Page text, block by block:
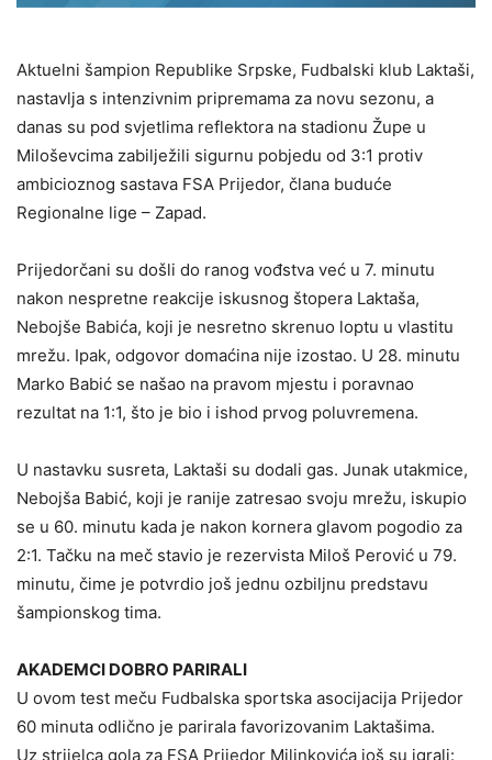
Aktuelni šampion Republike Srpske, Fudbalski klub Laktaši,
nastavlja s intenzivnim pripremama za novu sezonu, a
danas su pod svjetlima reflektora na stadionu Župe u
Miloševcima zabilježili sigurnu pobjedu od 3:1 protiv
ambicioznog sastava FSA Prijedor, člana buduće
Regionalne lige – Zapad.
Prijedorčani su došli do ranog vođstva već u 7. minutu
nakon nespretne reakcije iskusnog štopera Laktaša,
Nebojše Babića, koji je nesretno skrenuo loptu u vlastitu
mrežu. Ipak, odgovor domaćina nije izostao. U 28. minutu
Marko Babić se našao na pravom mjestu i poravnao
rezultat na 1:1, što je bio i ishod prvog poluvremena.
U nastavku susreta, Laktaši su dodali gas. Junak utakmice,
Nebojša Babić, koji je ranije zatresao svoju mrežu, iskupio
se u 60. minutu kada je nakon kornera glavom pogodio za
2:1. Tačku na meč stavio je rezervista Miloš Perović u 79.
minutu, čime je potvrdio još jednu ozbiljnu predstavu
šampionskog tima.
AKADEMCI DOBRO PARIRALI
U ovom test meču Fudbalska sportska asocijacija Prijedor
60 minuta odlično je parirala favorizovanim Laktašima.
Uz strijelca gola za FSA Prijedor Milinkovića još su igrali: